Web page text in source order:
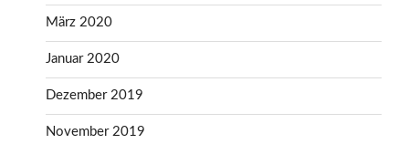
März 2020
Januar 2020
Dezember 2019
November 2019